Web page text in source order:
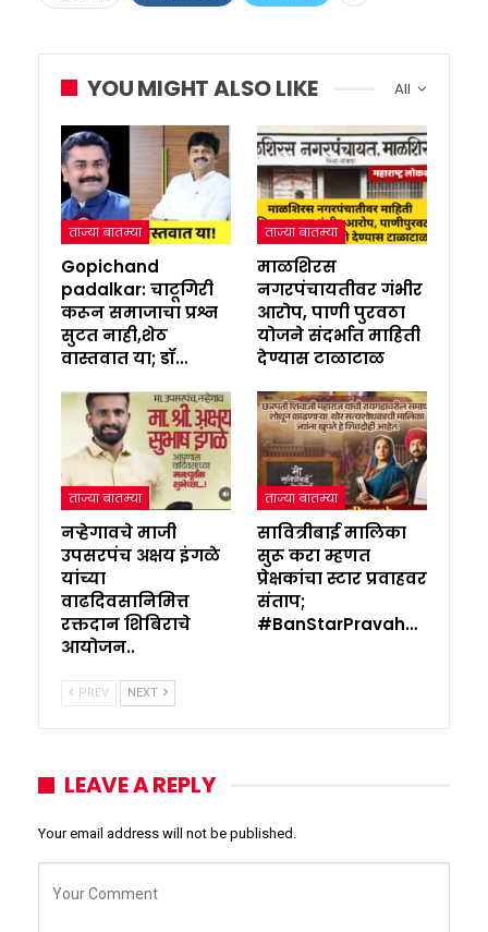
All
YOU MIGHT ALSO LIKE
ताज्या बातम्या
Gopichand
padalkar: चाटूगिरी
करून समाजाचा प्रश्न
सुटत नाही,शेठ
वास्तवात या; डॉ…
ताज्या बातम्या
माळशिरस
नगरपंचायतीवर गंभीर
आरोप, पाणी पुरवठा
योजने संदर्भात माहिती
देण्यास टाळाटाळ
ताज्या बातम्या
नऱ्हेगावचे माजी
उपसरपंच अक्षय इंगळे
यांच्या
वाढदिवसानिमित्त
रक्तदान शिबिराचे
आयोजन..
ताज्या बातम्या
सावित्रीबाई मालिका
सुरू करा म्हणत
प्रेक्षकांचा स्टार प्रवाहवर
संताप;
#BanStarPravah…
PREV NEXT
LEAVE A REPLY
Your email address will not be published.